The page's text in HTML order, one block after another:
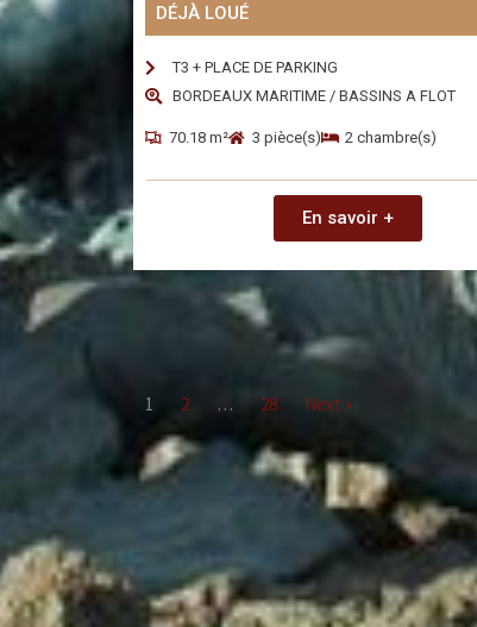
DÉJÀ LOUÉ
T3 + PLACE DE PARKING
BORDEAUX MARITIME / BASSINS A FLOT
70.18 m² 3 pièce(s) 2 chambre(s)
En savoir +
1 2 … 28 Next »